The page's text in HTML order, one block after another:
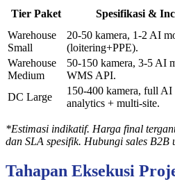
Tier Paket Spesifikasi &
Warehouse
Small
20-50 kamera, 1-2 AI
(loitering+PPE).
Warehouse
Medium
50-150 kamera, 3-5 AI
WMS API.
DC Large
150-400 kamera, full AI
analytics + multi-site.
*Estimasi indikatif. Harga final
dan SLA spesifik. Hubungi sales B2B
Tahapan Eksekusi